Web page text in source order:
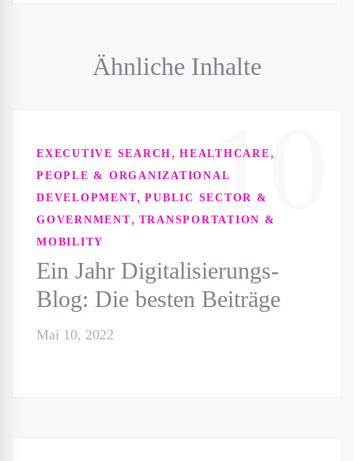
Ähnliche Inhalte
10
EXECUTIVE SEARCH , HEALTHCARE ,
PEOPLE & ORGANIZATIONAL
DEVELOPMENT,PUBLIC SECTOR &
GOVERNMENT, TRANSPORTATION &
MOBILITY
Ein Jahr Digitalisierungs-
Blog: Die besten Beiträge
Mai 10, 2022